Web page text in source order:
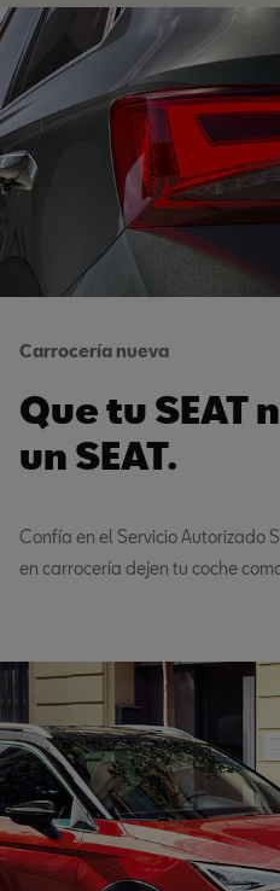
Carrocería nueva
Que tu SEAT
un SEAT.
Confía en el Servicio Autorizado
en carrocería dejen tu coche